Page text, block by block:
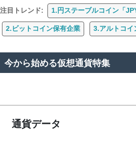
注目トレンド: 1.円ステーブルコイン「
2.ビットコイン保有企業 3.アルトコイ
今から始める仮想通貨特集
通貨データ